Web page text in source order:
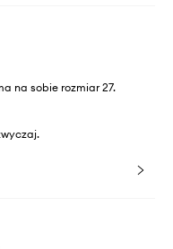
na sobie rozmiar 27.